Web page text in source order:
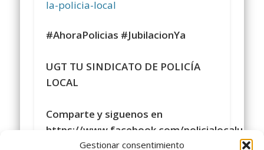
Gestionar consentimiento
la-policia-local
#AhoraPolicias #JubilacionYa
UGT TU SINDICATO DE POLICÍA
LOCAL
Comparte y siguenos en
https://www.facebook.com/policialocalugt/